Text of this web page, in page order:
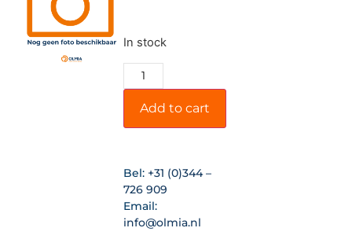
In stock
Add to cart
Bel: +31 (0)344 –
726 909
Email:
info@olmia.nl